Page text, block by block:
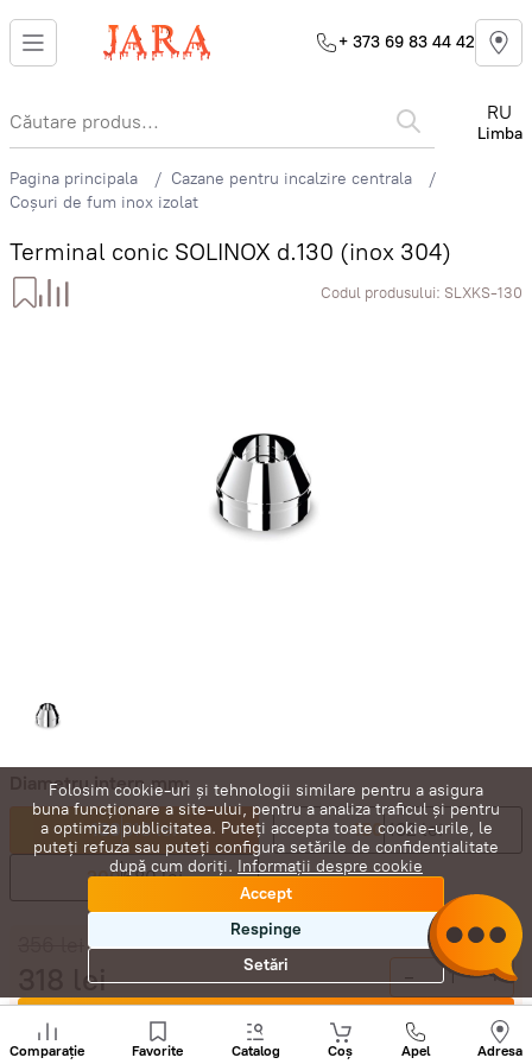
+ 373 69 83 44 42
RU
Limba
Pagina principala
Cazane pentru incalzire centrala
Coșuri de fum inox izolat
Terminal conic SOLINOX d.130 (inox 304)
Codul produsului: SLXKS-130
Diametru intern,mm:
130 318 lei 150432 lei
200680 lei
lei - +
Cumpără acum
Comparație Favorite Catalog Coș Apel Adresa
Sunați
+
Folosim cookie-uri și tehnologii similare pentru a asigura
buna funcționare a site-ului, pentru a analiza traficul și pentru
a optimiza publicitatea. Puteți accepta toate cookie-urile, le
puteți refuza sau puteți configura setările de confidențialitate
după cum doriți. Informații despre cookie
Accept
Respinge
Setări